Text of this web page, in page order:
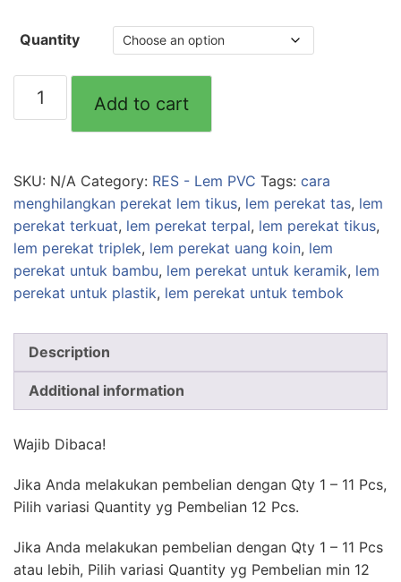
Quantity
quantity
Add to cart
SKU: N/A Category: RES - Lem PVC Tags: cara
menghilangkan perekat lem tikus, lem perekat tas, lem
perekat terkuat, lem perekat terpal, lem perekat tikus,
lem perekat triplek, lem perekat uang koin, lem
perekat untuk bambu, lem perekat untuk keramik, lem
perekat untuk plastik, lem perekat untuk tembok
Description
Additional information
Wajib Dibaca!
Jika Anda melakukan pembelian dengan Qty 1 – 11 Pcs,
Pilih variasi Quantity yg Pembelian 12 Pcs.
Jika Anda melakukan pembelian dengan Qty 1 – 11 Pcs
atau lebih, Pilih variasi Quantity yg Pembelian min 12